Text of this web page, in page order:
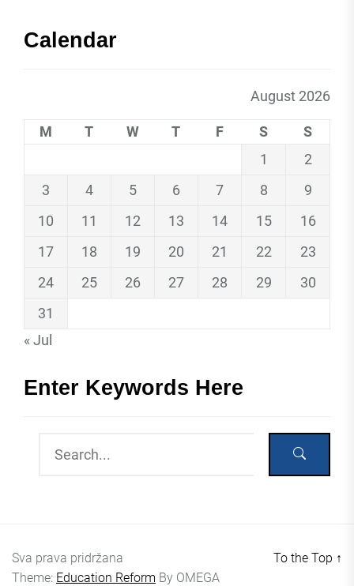
Calendar
August 2026
M T W T F S
S
1
2
3
4 5 6 7 8
9
10
11 12 13 14 15
16
17
18 19 20 21 22
23
24
25 26 27 28 29
30
31
« Jul
Enter Keywords Here
Sva prava pridržana
Theme: Education Reform By OMEGA
To the Top ↑